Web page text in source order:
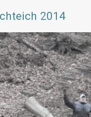
2014